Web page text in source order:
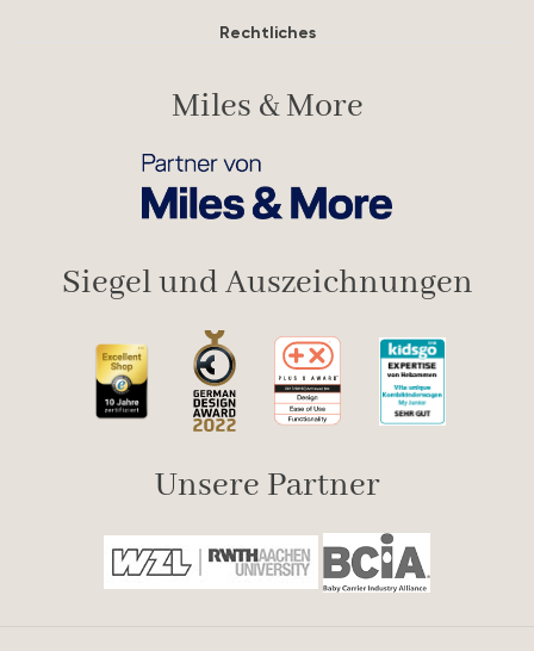
Rechtliches
Miles & More
Siegel und Auszeichnungen
Unsere Partner